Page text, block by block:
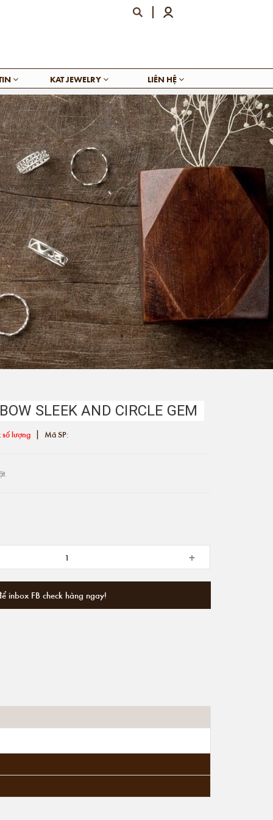
KAT JEWELRY LIÊN HỆ
SLEEK AND CIRCLE GEM
số lượng | Mã SP:
+
inbox FB check hàng ngay!